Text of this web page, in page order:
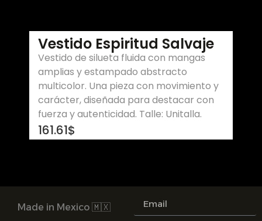
Vestido Espiritud Salvaje
Vestido de silueta fluida con mangas
amplias y estampado abstracto
multicolor. Una pieza con movimiento y
carácter, diseñada para destacar con
fuerza y autenticidad. Talle: Unitalla.
161.61$
Made in Mexico 🇲🇽